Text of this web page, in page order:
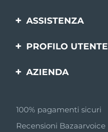
ASSISTENZA
Contattaci
batteria
PROFILO UTENTE
prodotto
AZIENDA
Affiliazione
100% pagamenti sicuri
Recensioni Bazaarvoice